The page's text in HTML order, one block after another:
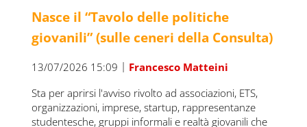
Nasce il “Tavolo delle politiche
giovanili” (sulle ceneri della Consulta)
13/07/2026 15:09 | Francesco Matteini
Sta per aprirsi l'avviso rivolto ad associazioni, ETS,
organizzazioni, imprese, startup, rappresentanze
studentesche, gruppi informali e realtà giovanili che